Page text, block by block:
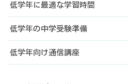
低学年に最適な学習時間
低学年の中学受験準備
低学年向け通信講座